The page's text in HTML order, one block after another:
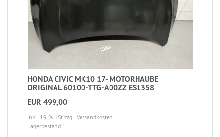
HONDA CIVIC MK10 17- MOTORHAUBE
ORIGINAL 60100-TTG-A00ZZ ES1358
EUR 499,00
inkl. 19 % USt zzgl. Versandkosten
Lagerbestand 1